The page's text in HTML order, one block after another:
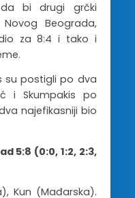
da bi drugi grčki
Beograda,
za 8:4 i tako i
su postigli po dva
i Skumpakis po
najefikasniji bio
5:8 (0:0, 1:2, 2:3,
Kun (Mađarska).